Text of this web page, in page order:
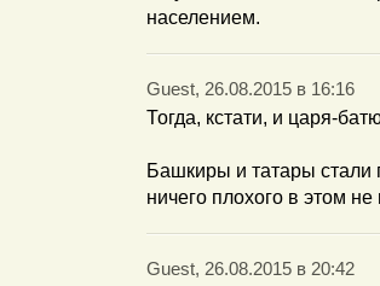
населением.
Guest, 26.08.2015 в 16:16
Тогда, кстати, и царя-
Башкиры и татары стали
ничего плохого в этом не
Guest, 26.08.2015 в 20:42